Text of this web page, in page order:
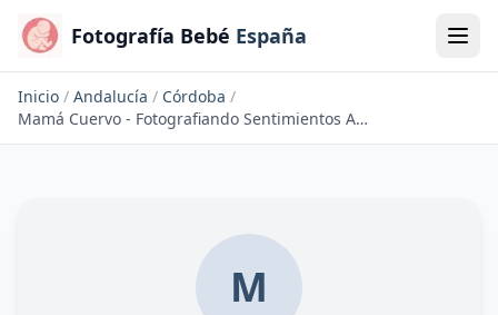
Fotografía Bebé España
Inicio / Andalucía / Córdoba /
Mamá Cuervo - Fotografiando Sentimientos Azahara Yust
M